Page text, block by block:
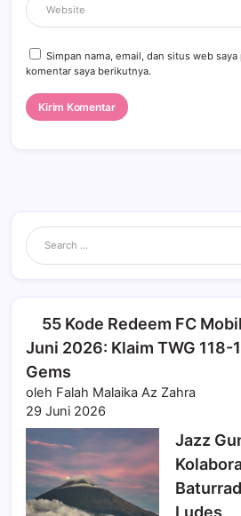
Simpan nama, email, dan situs web
komentar saya berikutnya.
55 Kode Redeem FC
Juni 2026: Klaim TWG 118-
Gems
oleh Falah Malaika Az Zahra
29 Juni 2026
Jazz